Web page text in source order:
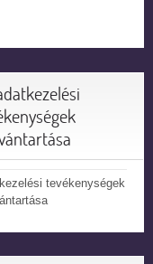
tevékenységek